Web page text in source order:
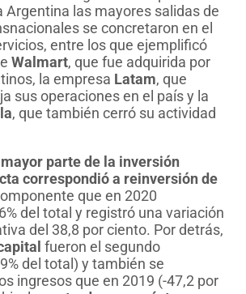
Argentina las mayores salidas de
se concretaron en el
entre los que ejemplificó
Walmart, que fue adquirida por
la empresa Latam, que
sus operaciones en el país y la
, que también cerró su actividad
mayor parte de la inversión
correspondió a reinversión de
que en 2020
del total y registró una variación
del 38,8 por ciento. Por detrás,
fueron el segundo
del total) y también se
ingresos que en 2019 (-47,2 por